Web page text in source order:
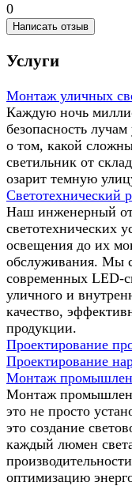
0
Написать отзыв
Услуги
Монтаж уличных
Каждую ночь
безопасность
о том, какой
светильник от
озарит темную
Светотехнический
Наш инженерный
светотехнических
освещения до их
обслуживания. Мы
современных LED-
уличного и
качество,
продукции.
Проектирование
Проектирование
Монтаж
Монтаж
это не просто
это создание
каждый люмен
оптимизацию